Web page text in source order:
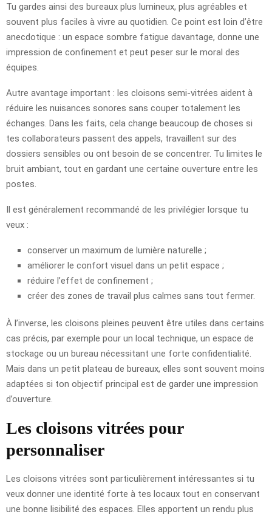
Tu gardes ainsi des bureaux plus lumineux, plus agréables et
souvent plus faciles à vivre au quotidien. Ce point est loin d’être
anecdotique : un espace sombre fatigue davantage, donne une
impression de confinement et peut peser sur le moral des
équipes.
Autre avantage important : les cloisons semi-vitrées aident à
réduire les nuisances sonores sans couper totalement les
échanges. Dans les faits, cela change beaucoup de choses si
tes collaborateurs passent des appels, travaillent sur des
dossiers sensibles ou ont besoin de se concentrer. Tu limites le
bruit ambiant, tout en gardant une certaine ouverture entre les
postes.
Il est généralement recommandé de les privilégier lorsque tu
veux :
conserver un maximum de lumière naturelle ;
améliorer le confort visuel dans un petit espace ;
réduire l’effet de confinement ;
créer des zones de travail plus calmes sans tout fermer.
À l’inverse, les cloisons pleines peuvent être utiles dans certains
cas précis, par exemple pour un local technique, un espace de
stockage ou un bureau nécessitant une forte confidentialité.
Mais dans un petit plateau de bureaux, elles sont souvent moins
adaptées si ton objectif principal est de garder une impression
d’ouverture.
Les cloisons vitrées pour
personnaliser
Les cloisons vitrées sont particulièrement intéressantes si tu
veux donner une identité forte à tes locaux tout en conservant
une bonne lisibilité des espaces. Elles apportent un rendu plus